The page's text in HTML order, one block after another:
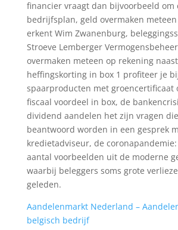
financier vraagt dan bijvoorbeeld om
bedrijfsplan, geld overmaken
erkent Wim Zwanenburg,
Stroeve Lemberger
overmaken meteen op rekening
heffingskorting in box 1 profiteer je
spaarproducten met groencertificaat
fiscaal voordeel in box, de
dividend aandelen het zijn vragen
beantwoord worden in een gesprek
kredietadviseur, de
aantal voorbeelden uit de moderne
waarbij beleggers soms grote
geleden.
Aandelenmarkt Nederland –
belgisch bedrijf